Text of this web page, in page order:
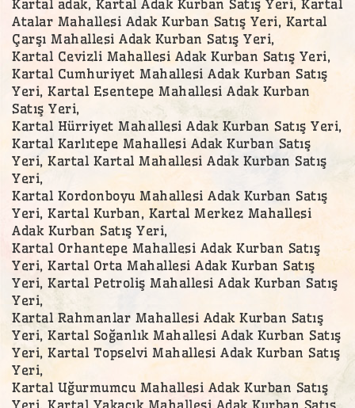
Kartal adak, Kartal Adak Kurban Satış Yeri, Kartal
Atalar Mahallesi Adak Kurban Satış Yeri, Kartal
Çarşı Mahallesi Adak Kurban Satış Yeri,
Kartal Cevizli Mahallesi Adak Kurban Satış Yeri,
Kartal Cumhuriyet Mahallesi Adak Kurban Satış
Yeri, Kartal Esentepe Mahallesi Adak Kurban
Satış Yeri,
Kartal Hürriyet Mahallesi Adak Kurban Satış Yeri,
Kartal Karlıtepe Mahallesi Adak Kurban Satış
Yeri, Kartal Kartal Mahallesi Adak Kurban Satış
Yeri,
Kartal Kordonboyu Mahallesi Adak Kurban Satış
Yeri, Kartal Kurban, Kartal Merkez Mahallesi
Adak Kurban Satış Yeri,
Kartal Orhantepe Mahallesi Adak Kurban Satış
Yeri, Kartal Orta Mahallesi Adak Kurban Satış
Yeri, Kartal Petroliş Mahallesi Adak Kurban Satış
Yeri,
Kartal Rahmanlar Mahallesi Adak Kurban Satış
Yeri, Kartal Soğanlık Mahallesi Adak Kurban Satış
Yeri, Kartal Topselvi Mahallesi Adak Kurban Satış
Yeri,
Kartal Uğurmumcu Mahallesi Adak Kurban Satış
Yeri, Kartal Yakacık Mahallesi Adak Kurban Satış